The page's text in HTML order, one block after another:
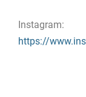
Instagram:
https://